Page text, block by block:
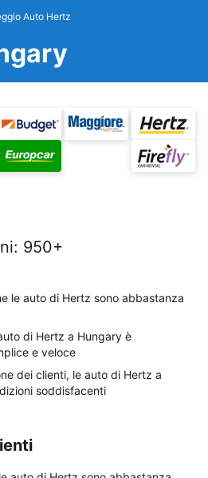
Auto Hertz
: 950+
le auto di Hertz sono abbastanza
di Hertz a Hungary è
e veloce
dei clienti, le auto di Hertz a
soddisfacenti